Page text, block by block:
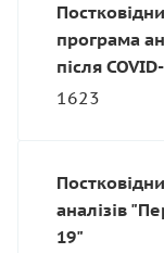
програма
після
1623
аналізів
19"